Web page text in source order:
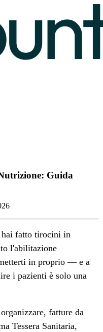
Guida
hai fatto tirocini in
l'abilitazione
in proprio — e a
i pazienti è solo una
fatture da
Tessera Sanitaria,